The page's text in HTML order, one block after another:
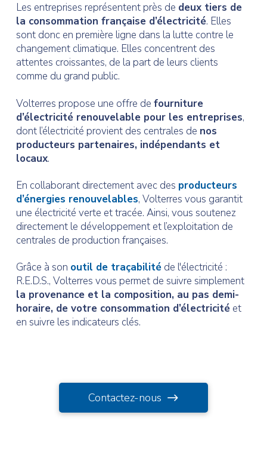
Les entreprises représentent près de deux tiers de
la consommation française d’électricité. Elles
sont donc en première ligne dans la lutte contre le
changement climatique. Elles concentrent des
attentes croissantes, de la part de leurs clients
comme du grand public.
Volterres propose une offre de fourniture
d’électricité renouvelable pour les entreprises,
dont l’électricité provient des centrales de nos
producteurs partenaires, indépendants et
locaux.
En collaborant directement avec des producteurs
d’énergies renouvelables, Volterres vous garantit
une électricité verte et tracée. Ainsi, vous soutenez
directement le développement et l’exploitation de
centrales de production françaises.
Grâce à son outil de traçabilitéde l'électricité :
R.E.D.S., Volterres vous permet de suivre simplement
la provenance et la composition, au pas demi-
horaire, de votre consommation d’électricitéet
en suivre les indicateurs clés.
Contactez-nous